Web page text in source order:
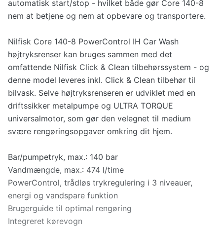
automatisk start/stop - hvilket både gør Core 140-8
nem at betjene og nem at opbevare og transportere.
Nilfisk Core 140-8 PowerControl IH Car Wash
højtryksrenser kan bruges sammen med det
omfattende Nilfisk Click & Clean tilbehørssystem - og
denne model leveres inkl. Click & Clean tilbehør til
bilvask. Selve højtryksrenseren er udviklet med en
driftssikker metalpumpe og ULTRA TORQUE
universalmotor, som gør den velegnet til medium
svære rengøringsopgaver omkring dit hjem.
Bar/pumpetryk, max.: 140 bar
Vandmængde, max.: 474 l/time
PowerControl, trådløs trykregulering i 3 niveauer,
energi og vandspare funktion
Brugerguide til optimal rengøring
Integreret kørevogn